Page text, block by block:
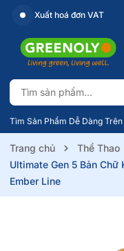
Xuất hoá đơn VAT
Tìm Sản Phẩm Dễ Dàng
Trang chủ Thể Thao
Ultimate Gen 5 Bản Chữ
Ember Line